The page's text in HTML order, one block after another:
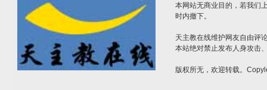
本网站无商业目的，若我们
时内撤下。
天主教在线维护网友自由评
本站绝对禁止发布人身攻击
版权所无，欢迎转载。